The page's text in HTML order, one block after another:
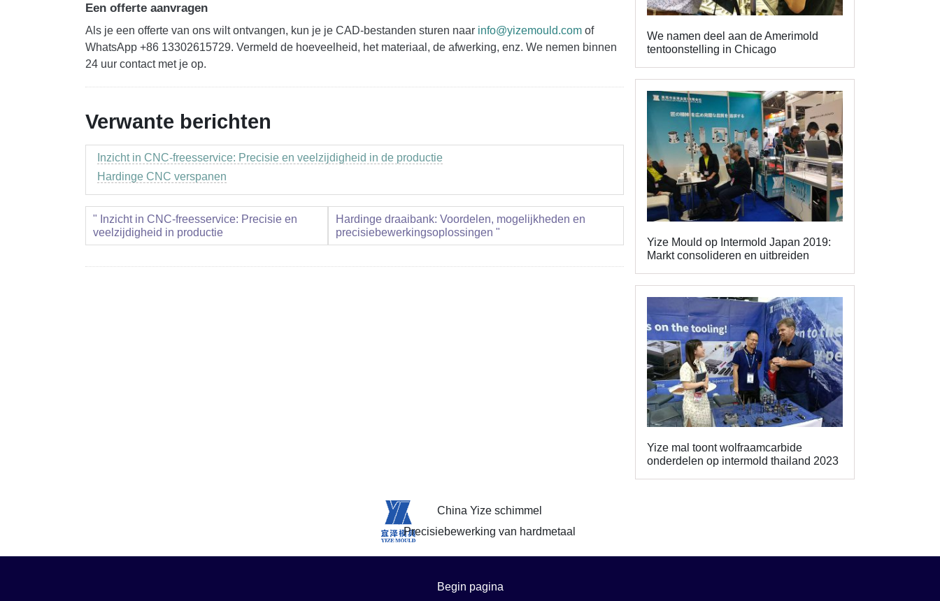
Een offerte aanvragen
Als je een offerte van ons wilt ontvangen, kun je je CAD-bestanden sturen naar info@yizemould.com of
WhatsApp +86 13302615729. Vermeld de hoeveelheid, het materiaal, de afwerking, enz. We nemen binnen
24 uur contact met je op.
Verwante berichten
Inzicht in CNC-freesservice: Precisie en veelzijdigheid in de productie
Hardinge CNC verspanen
" Inzicht in CNC-freesservice: Precisie en
veelzijdigheid in productie
Hardinge draaibank: Voordelen, mogelijkheden en
precisiebewerkingsoplossingen "
We namen deel aan de Amerimold
tentoonstelling in Chicago
Yize Mould op Intermold Japan 2019:
Markt consolideren en uitbreiden
Yize mal toont wolfraamcarbide
onderdelen op intermold thailand 2023
China Yize schimmel
Precisiebewerking van hardmetaal
Begin pagina